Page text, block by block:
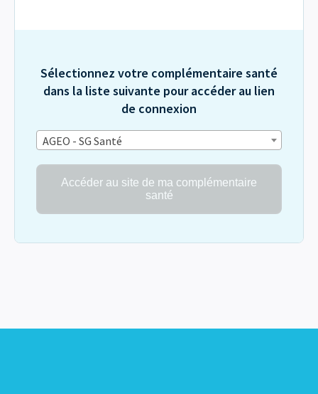
Sélectionnez votre complémentaire santé
dans la liste suivante pour accéder au lien
de connexion
AGEO - SG Santé
Accéder au site de ma complémentaire
santé